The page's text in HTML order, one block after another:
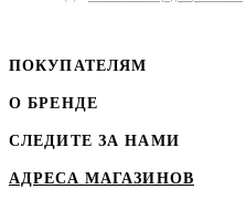
ПОКУПАТЕЛЯМ
О БРЕНДЕ
СЛЕДИТЕ ЗА НАМИ
АДРЕСА МАГАЗИНОВ